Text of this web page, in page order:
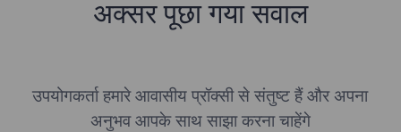
अक्सर पूछा गया सवाल
उपयोगकर्ता हमारे आवासीय प्रॉक्सी से संतुष्ट हैं और अपना
अनुभव आपके साथ साझा करना चाहेंगे